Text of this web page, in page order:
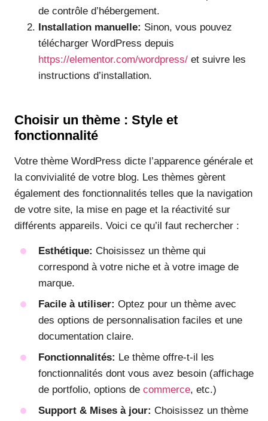
de contrôle d’hébergement.
Installation manuelle: Sinon, vous pouvez
télécharger WordPress depuis
https://elementor.com/wordpress/ et suivre les
instructions d’installation.
Choisir un thème : Style et
fonctionnalité
Votre thème WordPress dicte l’apparence générale et
la convivialité de votre blog. Les thèmes gèrent
également des fonctionnalités telles que la navigation
de votre site, la mise en page et la réactivité sur
différents appareils. Voici ce qu’il faut rechercher :
Esthétique: Choisissez un thème qui
correspond à votre niche et à votre image de
marque.
Facile à utiliser: Optez pour un thème avec
des options de personnalisation faciles et une
documentation claire.
Fonctionnalités: Le thème offre-t-il les
fonctionnalités dont vous avez besoin (affichage
de portfolio, options de commerce, etc.)
Support & Mises à jour: Choisissez un thème